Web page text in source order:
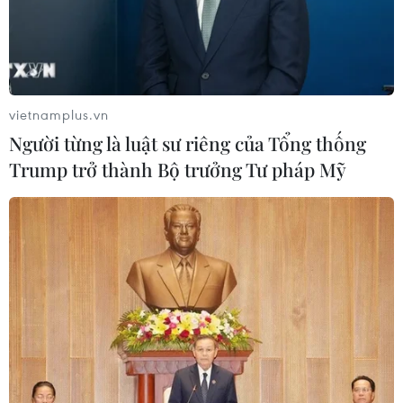
vietnamplus.vn
Người từng là luật sư riêng của Tổng thống
Trump trở thành Bộ trưởng Tư pháp Mỹ